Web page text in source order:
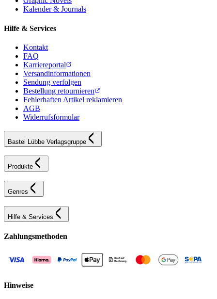
Kalender & Journals
Hilfe & Services
Kontakt
FAQ
Karriereportal
Versandinformationen
Sendung verfolgen
Bestellung retournieren
Fehlerhaften Artikel reklamieren
AGB
Widerrufsformular
Bastei Lübbe Verlagsgruppe
Produkte
Genres
Hilfe & Services
Zahlungsmethoden
Hinweise